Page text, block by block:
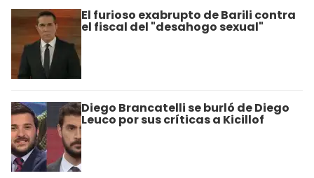
El furioso exabrupto de Barili contra
el fiscal del "desahogo sexual"
Diego Brancatelli se burló de Diego
Leuco por sus críticas a Kicillof